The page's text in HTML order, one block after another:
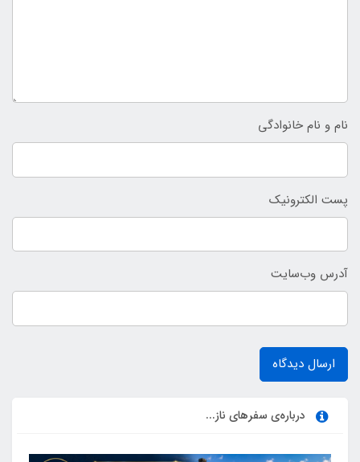
نام و نام خانوادگی
پست الکترونیک
آدرس وب‌سایت
ارسال دیدگاه
درباره‌ی سفرهای ناز...